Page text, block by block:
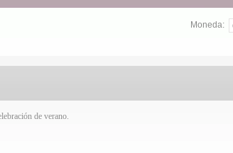
Moneda:
de verano.